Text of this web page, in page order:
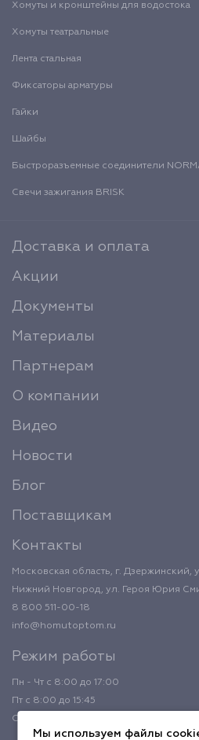
Хомуты и кронштейны для водостока
Хомуты театральные
Лента стальная
Фиксаторы арматуры
Гайки
Шайбы
Быстроразъемные соединители
Свечи зажигания BRISK
Доставка и оплата
Акции
Документы
Материалы
Партнерам
О компании
Видео
Новости
Блог
Поставщикам
Контакты
Московская область, г. Дзержинский,
Нижний Новгород, ул. Героя Юрия
8 800 511-00-18
info@homutoptom.ru
Режим работы
Пн - Чт с 8:00 до 17:00
Пт с 8:00 до 15:45
Обед с 12:00 до 12:45
Мы используем файлы